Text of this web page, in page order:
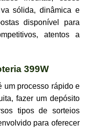
sólida, dinâmica e
disponível para
atentos a
399W
um processo rápido e
fazer um depósito
tipos de sorteios
para oferecer